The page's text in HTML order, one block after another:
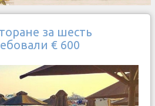
за шесть
€ 600